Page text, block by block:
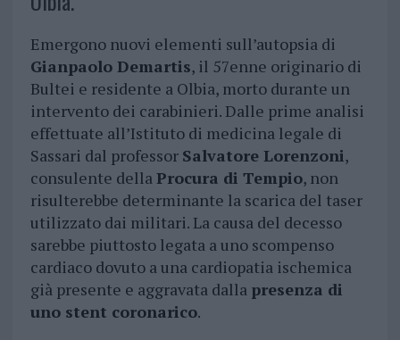
Emergono nuovi elementi sull’autopsia di
Gianpaolo Demartis, il 57enne originario di
Bultei e residente a Olbia, morto durante un
intervento dei carabinieri. Dalle prime analisi
effettuate all’Istituto di medicina legale di
Sassari dal professor Salvatore Lorenzoni,
consulente dellaProcura di Tempio, non
risulterebbe determinante la scarica del taser
utilizzato dai militari. La causa del decesso
sarebbe piuttosto legata a uno scompenso
cardiaco dovuto a una cardiopatia ischemica
già presente e aggravata dalla presenza di
uno stent coronarico.